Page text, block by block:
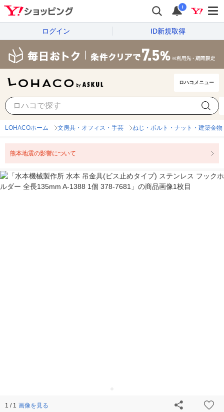
i
ログイン ID新規取得
ロハコメニュー
LOHACOホーム 文房具・オフィス・手芸 ねじ・ボルト・ナット・建築金物
熊本地震の影響について
1 / 1 画像を見る